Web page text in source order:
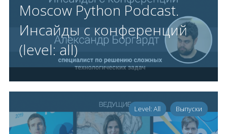
Moscow Python Podcast.
Инсайды с конференций
(level: all)
Level: All Выпуски